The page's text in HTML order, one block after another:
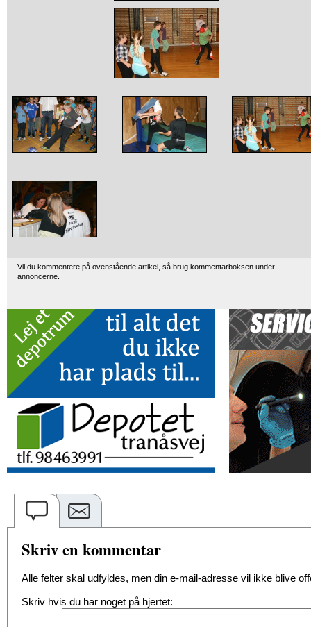
Vil du kommentere på ovenstående artikel, så brug kommentarboksen under
annoncerne.
Skriv en kommentar
Alle felter skal udfyldes, men din e-mail-adresse vil ikke blive
Skriv hvis du har noget på hjertet: